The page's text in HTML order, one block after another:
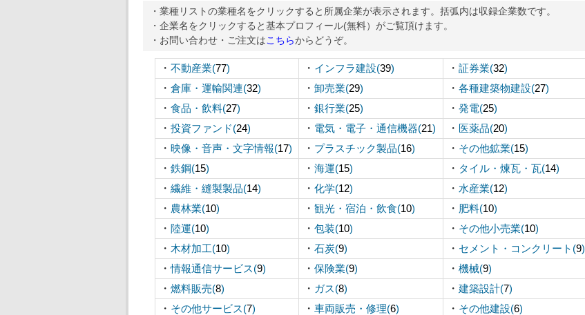
・業種リストの業種名をクリックすると所属企業が表示されます。括弧内は収録企業数です。
・企業名をクリックすると基本プロフィール(無料）がご覧頂けます。
・お問い合わせ・ご注文はこちらからどうぞ。
・ 不動産業(77) ・ インフラ建設(39) ・ 証券業(32)
・ 倉庫・運輸関連(32) ・ 卸売業(29) ・ 各種建築物建設(27)
・ 食品・飲料(27) ・ 銀行業(25) ・ 発電(25)
・ 投資ファンド(24) ・ 電気・電子・通信機器(21) ・ 医薬品(20)
・ 映像・音声・文字情報(17) ・ プラスチック製品(16) ・ その他鉱業(15)
・ 鉄鋼(15) ・ 海運(15) ・ タイル・煉瓦・瓦(14)
・ 繊維・縫製製品(14) ・ 化学(12) ・ 水産業(12)
・ 農林業(10) ・ 観光・宿泊・飲食(10) ・ 肥料(10)
・ 陸運(10) ・ 包装(10) ・ その他小売業(10)
・ 木材加工(10) ・ 石炭(9) ・ セメント・コンクリート(9)
・情報通信サービス(9) ・ 保険業(9) ・ 機械(9)
・ 燃料販売(8) ・ ガス(8) ・ 建築設計(7)
・ その他サービス(7) ・ 車両販売・修理(6) ・ その他建設(6)